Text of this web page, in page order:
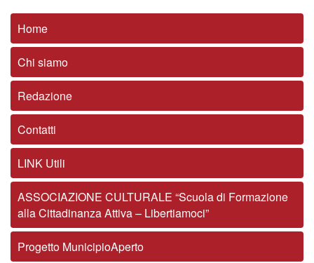
Home
Chi siamo
Redazione
Contatti
LINK Utili
ASSOCIAZIONE CULTURALE “Scuola di Formazione
alla Cittadinanza Attiva – Libertiamoci”
Progetto MunicipioAperto